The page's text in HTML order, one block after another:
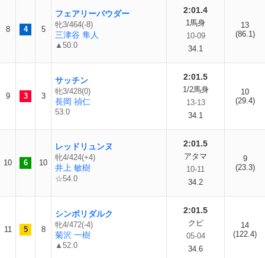
8 4 5
フェアリーパウダー
牝3/464(-8)
三津谷 隼人
▲50.0
2:01.4
1馬身
10-09
34.1
13
(86.1)
9 3 3
サッチン
牝3/428(0)
長岡 禎仁
53.0
2:01.5
1/2馬身
13-13
34.1
10
(29.4)
10 6 10
レッドリュンヌ
牝4/424(+4)
井上 敏樹
☆54.0
2:01.5
アタマ
10-11
34.2
9
(23.3)
11 5 8
シンボリダルク
牝4/472(-4)
菊沢 一樹
▲52.0
2:01.5
クビ
05-04
34.6
14
(122.4)